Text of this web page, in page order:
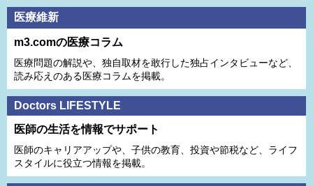
医療維新
m3.comの医療コラム
医療問題の解説や、独⾃取材を敢⾏した独占インタビューなど、
読み応えのある医療コラムを掲載。
Doctors LIFESTYLE
医師の生活を情報でサポート
医師のキャリアアップや、子供の教育、投資や節税など、ライフ
スタイルに役立つ情報を掲載。